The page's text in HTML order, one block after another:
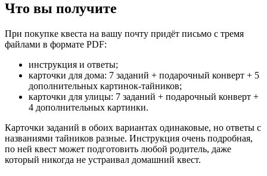
Что вы получите
При покупке квеста на вашу почту придёт письмо с тремя
файлами в формате PDF:
инструкция и ответы;
карточки для дома: 7 заданий + подарочный конверт + 5
дополнительных картинок-тайников;
карточки для улицы: 7 заданий + подарочный конверт +
4 дополнительных картинки.
Карточки заданий в обоих вариантах одинаковые, но ответы с
названиями тайников разные. Инструкция очень подробная,
по ней квест может подготовить любой родитель, даже
который никогда не устраивал домашний квест.